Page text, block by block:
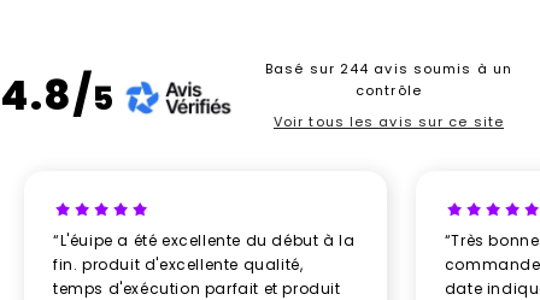
4.8/5
Basé sur 244 avis soumis à un
contrôle
Voir tous les avis sur ce site
“L'éuipe a été excellente du début à la
fin. produit d'excellente qualité,
temps d'exécution parfait et produit
“Très
date